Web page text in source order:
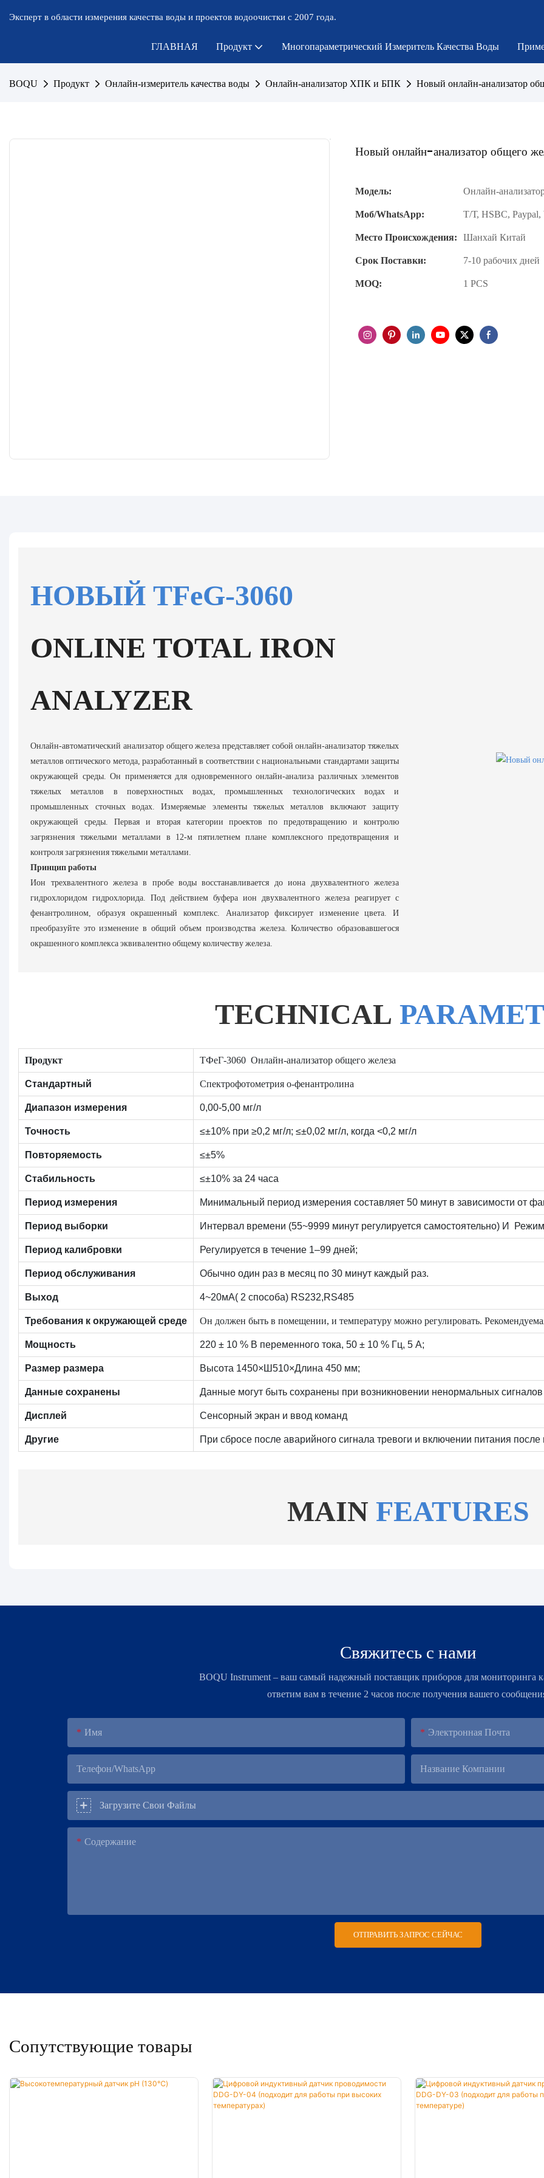
Эксперт в области измерения качества воды и проектов водоочистки с 2007 года.
ГЛАВНАЯ Продукт Многопараметрический Измеритель Качества Воды
BOQU Продукт Онлайн-измеритель качества воды Онлайн-анализатор ХПК и БПК Новый онлайн-анализатор
Новый онлайн-анализатор общего
Модель:
Онлайн-
Моб/WhatsApp:
Т/Т, HSBC,
Место Происхождения: Шанхай Китай
Срок Поставки:
7-10 рабочих дней
MOQ:
1 PCS
НОВЫЙ TFeG-3060
ONLINE TOTAL IRON
ANALYZER
Онлайн-автоматический анализатор общего железа представляет собой онлайн-анализатор тяжелых
металлов оптического метода, разработанный в соответствии с национальными стандартами защиты
окружающей среды. Он применяется для одновременного онлайн-анализа различных элементов
тяжелых металлов в поверхностных водах, промышленных технологических водах и
промышленных сточных водах. Измеряемые элементы тяжелых металлов включают защиту
окружающей среды. Первая и вторая категории проектов по предотвращению и контролю
загрязнения тяжелыми металлами в 12-м пятилетнем плане комплексного предотвращения и
контроля загрязнения тяжелыми металлами.
Принцип работы
Ион трехвалентного железа в пробе воды восстанавливается до иона двухвалентного железа
гидрохлоридом гидрохлорида. Под действием буфера ион двухвалентного железа реагирует с
фенантролином, образуя окрашенный комплекс. Анализатор фиксирует изменение цвета. И
преобразуйте это изменение в общий объем производства железа. Количество образовавшегося
окрашенного комплекса эквивалентно общему количеству железа.
TECHNICAL
Продукт ТФеГ-3060 Онлайн-анализатор общего железа
Стандартный Спектрофотометрия о-фенантролина
Диапазон измерения 0,00-5,00 мг/л
Точность ≤±10% при ≥0,2 мг/л; ≤±0,02 мг/л, когда <0,2 мг/л
Повторяемость ≤±5%
Стабильность ≤±10% за 24 часа
Период измерения Минимальный период измерения составляет 50 минут в зависимости от
Период выборки Интервал времени (55~9999 минут регулируется самостоятельно) И
Период калибровки Регулируется в течение 1–99 дней;
Период обслуживания Обычно один раз в месяц по 30 минут каждый раз.
Выход 4~20мА( 2 способа) RS232,RS485
Требования к окружающей среде Он должен быть в помещении, и температуру можно регулировать.
Мощность 220 ± 10 % В переменного тока, 50 ± 10 % Гц, 5 А;
Размер размера Высота 1450×Ш510×Длина 450 мм;
Данные сохранены Данные могут быть сохранены при возникновении ненормальных
Дисплей Сенсорный экран и ввод команд
Другие При сбросе после аварийного сигнала тревоги и включении питания
MAIN FEATURES
Свяжитесь с нами
BOQU Instrument – ​​ваш самый надежный поставщик приборов для мониторинга
ответим вам в течение 2 часов после получения вашего
Имя Электронная Почта
Телефон/WhatsApp Название Компании
Загрузите Свои Файлы
Содержание
ОТПРАВИТЬ ЗАПРОС СЕЙЧАС
Сопутствующие товары